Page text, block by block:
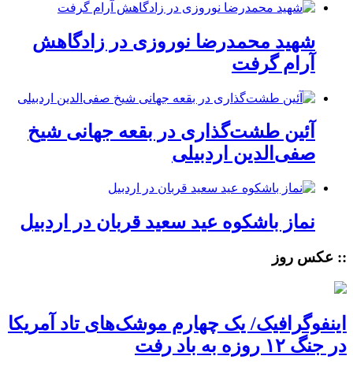
شهید محمدرضا نوروزی در زادگاهش
آرام گرفت
آئین طشت‌گذاری در بقعه جهانی شیخ
صفی‌الدین اردبیلی
نماز باشکوه عید سعید قربان در اردبیل
:: عکس روز
اینفوگرافیک/ یک چهارم موشک‌های تاد آمریکا
در جنگ ۱۲ روزه به باد رفت